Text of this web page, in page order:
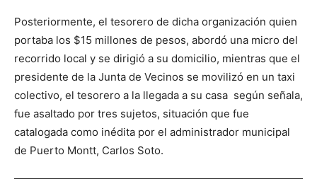
Posteriormente, el tesorero de dicha organización quien
portaba los $15 millones de pesos, abordó una micro del
recorrido local y se dirigió a su domicilio, mientras que el
presidente de la Junta de Vecinos se movilizó en un taxi
colectivo, el tesorero a la llegada a su casa según señala,
fue asaltado por tres sujetos, situación que fue
catalogada como inédita por el administrador municipal
de Puerto Montt, Carlos Soto.